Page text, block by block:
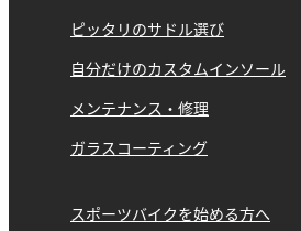
ピッタリのサドル選び
自分だけのカスタムインソール
メンテナンス・修理
ガラスコーティング
スポーツバイクを始める方へ